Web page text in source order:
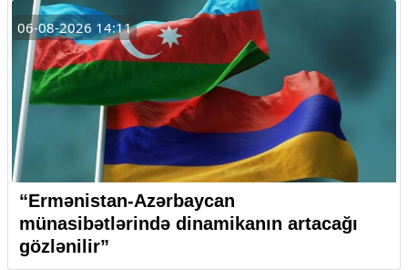
06-08-2026 14:11
“Ermənistan-Azərbaycan
münasibətlərində dinamikanın artacağı
gözlənilir”